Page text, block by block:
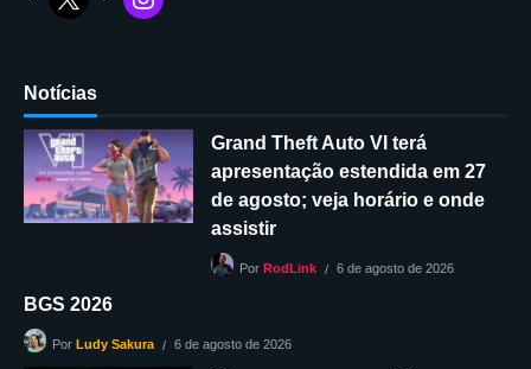
Notícias
Grand Theft Auto VI terá
apresentação estendida em 27
de agosto; veja horário e onde
assistir
Por RodLink 6 de agosto de 2026
BGS 2026
Por Ludy Sakura 6 de agosto de 2026